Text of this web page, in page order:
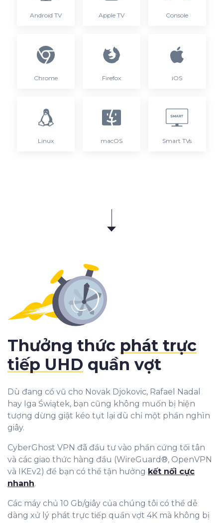
Android TV Apple TV Console
Chrome Firefox iOS
Linux macOS Smart TVs
Thưởng thức phát trực
tiếp UHD quần vợt
Dù đang cổ vũ cho Novak Djokovic, Rafael Nadal
hay Iga Świątek, bạn cũng không muốn bị hiện
tượng dừng giật kéo tụt lại dù chỉ một phần nghìn
giây.
CyberGhost VPN đã đầu tư vào phần cứng tối tân
và các giao thức hàng đầu (WireGuard®, OpenVPN
và IKEv2) để bạn có thể tận hưởng kết nối cực
nhanh.
Các máy chủ 10 Gb/giây của chúng tôi có thể dễ
dàng xử lý phát trực tiếp quần vợt 4K mà không bị